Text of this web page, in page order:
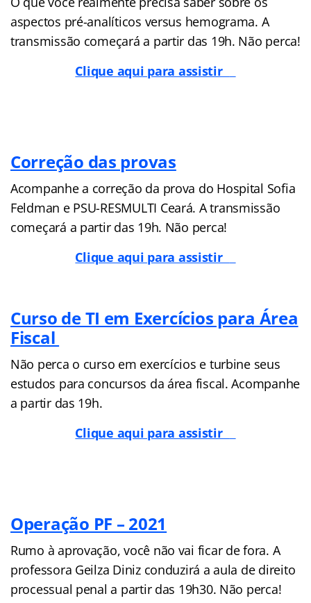
aspectos pré-analíticos versus hemograma. A
transmissão começará a partir das 19h. Não perca!
Clique aqui para assistir
Correção das provas
Acompanhe a correção da prova do Hospital Sofia
Feldman e PSU-RESMULTI Ceará. A transmissão
começará a partir das 19h. Não perca!
Clique aqui para assistir
Curso de TI em Exercícios para Área
Fiscal
Não perca o curso em exercícios e turbine seus
estudos para concursos da área fiscal. Acompanhe
a partir das 19h.
Clique aqui para assistir
Operação PF – 2021
Rumo à aprovação, você não vai ficar de fora. A
professora Geilza Diniz conduzirá a aula de direito
processual penal a partir das 19h30. Não perca!